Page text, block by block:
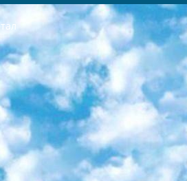
9 класса Родной язык и литературное письмо Государственный язык (язык обучения – узбекский). для неклассов) написано Математическое письмо Письменная/устная история Узбекистана Физическое воспитание практично Итоговый контроль Для 11 класса Написание родного языка и литературы (эссе) Математическое письмо Узбекский язык (обучение на узбекском языке) не посещающее общее среднее образование для учреждений)/Образовательное учреждение выбор письменный и устный Иностранный язык письменный/устный Письменная/устная история Узбекистана *По выбору студента:  Химия  Физика  Основы государственного права  География 10 бесплатных образовательных ресурсов - Мы составили подборку онлайн-проектов с интерактивными упражнениями, видеолекциями и статьями. Они помогут вам обрести новые и освежить старые знания бесплатно. 1. «ИНТУИТ» Старейшая образовательная площадка Рунета. Здесь вы найдёте сотни текстовых и видеокурсов на десятки различных тем — от программирования до психологии. Многие курсы подготовлены российскими университетами и крупными международными компаниями вроде Intel и Microsoft. Самостоятельное обучение бесплатное, но желающие могут оплатить услуги персональных наставников. 2. «Смартия» знакомит с актуальными профессиями и подсказывает, как им обучаться. Выбрав заинтересовавшую вас специальность — SMM-специалист, фотограф, веб-дизайнер или другую, — увидите список необходимых для неё умений. Чтобы вы могли освоить их самостоятельно, для каждого умения площадка отображает подборку ссылок на учебные материалы. Хотя «Смартия» ориентируется на русскоязычную аудиторию, часть контента всё же доступна только на английском. 3. «Лекторий Физтеха» Проект Московского физико-технического института (Физтеха). С его помощью вы можете смотреть онлайн серии лекций, записанные на видео в этом вузе. В числе доступных предметов — физика, биология, химия, информационные технологии и другие. К некоторым лекциям администрация ресурса прилагает готовые конспекты, которые можно скачивать в PDF-формате. 4. ITMOcourses Онлайн-площадка Санкт-Петербургского национального исследовательского университета информационных технологий, механики и оптики (ИТМО). Ресурс предоставляет свободный доступ к курсам, разработанным в этом вузе. Каталог материалов разбит на четыре категории: «Оптические системы и технологии», «Приборостроение и робототехника», «Информационные технологии» и «Биотехнологии». Курсы состоят из видеолекций, интерактивных демонстраций и заданий. 5. «КиберЛенинка» Электронная научная библиотека открытого доступа. Каталог площадки регулярно обрастает текстами статей из различных научных изданий. Сгруппированные по журналам и рубрикам публикации можно читать онлайн или скачивать целиком в PDF-формате. Проект нацелен на популяризацию науки за счёт открытого доступа к качественной информации. 6. «ПостНаука» На этом ресурсе публикуют подборки видеолекций, составленные экспертами из разных отраслей и объединённые общими темами. Среди них, к примеру, есть серии «Биоинформатика и геномика», «Культура средневековой Скандинавии» и Cinema Studies о теории кино. Каждая подборка лекций — логически связанная история, рассказанная экспертом от первого лица. Кроме того, на сайте появляются научно-образовательные статьи и тесты на разные темы. 7. «Newочём» Команда проекта «Newочём» отбирает самые интересные тексты из англоязычных СМИ и переводит те из них, за которые голосуют участники сообщества «ВКонтакте». По большей части это научно-популярные статьи. Редакторы придумывают лишь заголовки, в остальном содержание переводов соответствует оригиналам. Полные тексты можно читать прямо в социальной сети. 8. InternetUrok Онлайн-база материалов по основным дисциплинам школьной программы. Информация на сайте структурирована по классам, предметам и темам (урокам). Каждый урок состоит из видеолекций и конспектов. Есть также интерактивные тренажёры и тесты для закрепления пройденного материала. Даже если вы давно окончили школу, возможность повторить программу старших классов всегда может пригодиться. 9. Edutainme Ещё один ресурс об образовании. В отличие от Newtonew, как мне кажется, Edutainme больше ориентируется на представителей индустрии: педагогов, предпринимателей, разработчиков образовательных проектов. Но и любой, кто просто стремится к саморазвитию, найдёт на сайте много полезного и интересного для себя. Например, информацию о новых курсах и образовательных сервисах. 10. Newtonew Онлайн-медиа об образовании и обучении в широком смысле. Авторы Newtonew пишут об инструментах, заведениях, тактиках и стратегиях, которые помогают учить других и получать новые знания самостоятельно. На этой площадке вы найдёте новости, обзоры, аналитические мат